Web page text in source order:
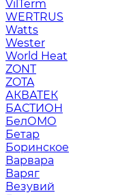
VilTerm
WERTRUS
Watts
Wester
World Heat
ZONT
ZOTA
АКВАТЕК
БАСТИОН
БелОМО
Бетар
Боринское
Варвара
Варяг
Везувий